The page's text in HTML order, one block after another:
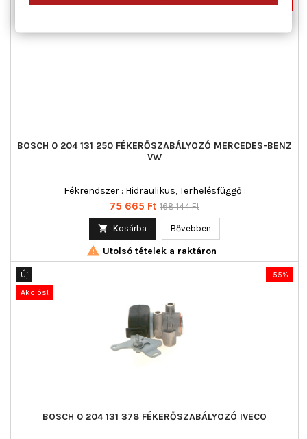
-55%
BOSCH 0 204 131 250 FÉKERŐSZABÁLYOZÓ MERCEDES-BENZ
VW
Fékrendszer : Hidraulikus, Terhelésfüggő :
Ár
75 665 Ft Normál
168 144 Ft
 Kosárba Bővebben
 Utolsó tételek a raktáron
-55%
Új
Akciós!
BOSCH 0 204 131 378 FÉKERŐSZABÁLYOZÓ IVECO